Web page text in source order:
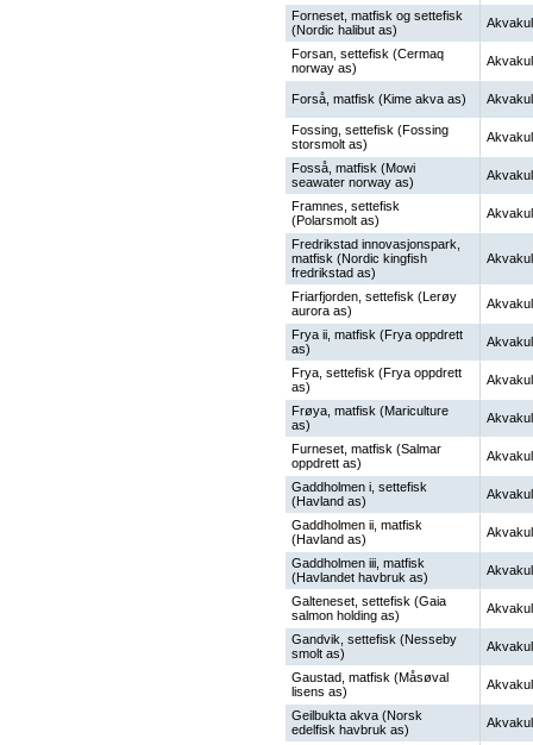
Forneset, matfisk og settefisk
(Nordic halibut as)
Forsan, settefisk (Cermaq
norway as)
Forså, matfisk (Kime akva as)
Fossing, settefisk (Fossing
storsmolt as)
Fosså, matfisk (Mowi
seawater norway as)
Framnes, settefisk
(Polarsmolt as)
Fredrikstad innovasjonspark,
matfisk (Nordic kingfish
fredrikstad as)
Friarfjorden, settefisk (Lerøy
aurora as)
Frya ii, matfisk (Frya oppdrett
as)
Frya, settefisk (Frya oppdrett
as)
Frøya, matfisk (Mariculture
as)
Furneset, matfisk (Salmar
oppdrett as)
Gaddholmen i, settefisk
(Havland as)
Gaddholmen ii, matfisk
(Havland as)
Gaddholmen iii, matfisk
(Havlandet havbruk as)
Galteneset, settefisk (Gaia
salmon holding as)
Gandvik, settefisk (Nesseby
smolt as)
Gaustad, matfisk (Måsøval
lisens as)
Geilbukta akva (Norsk
edelfisk havbruk as)